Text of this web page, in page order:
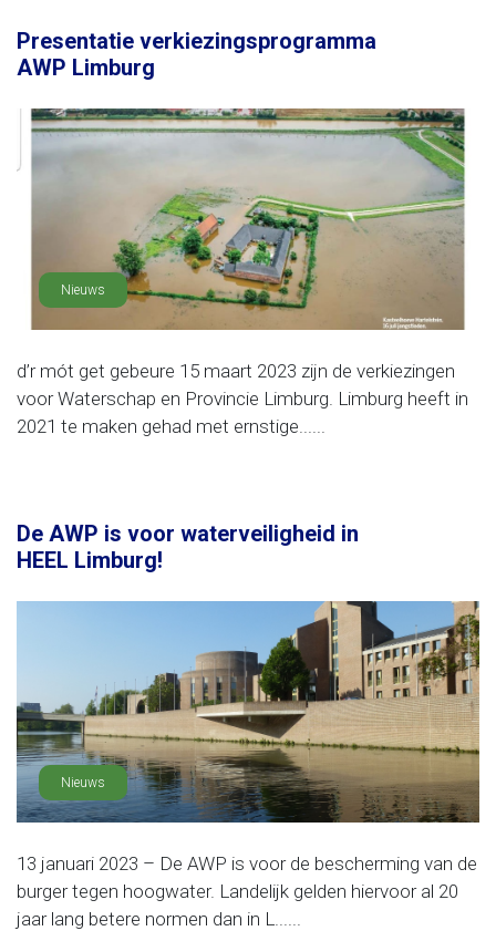
Presentatie verkiezingsprogramma
AWP Limburg
Nieuws
d’r mót get gebeure 15 maart 2023 zijn de verkiezingen
voor Waterschap en Provincie Limburg. Limburg heeft in
2021 te maken gehad met ernstige......
De AWP is voor waterveiligheid in
HEEL Limburg!
Nieuws
13 januari 2023 – De AWP is voor de bescherming van de
burger tegen hoogwater. Landelijk gelden hiervoor al 20
jaar lang betere normen dan in L......